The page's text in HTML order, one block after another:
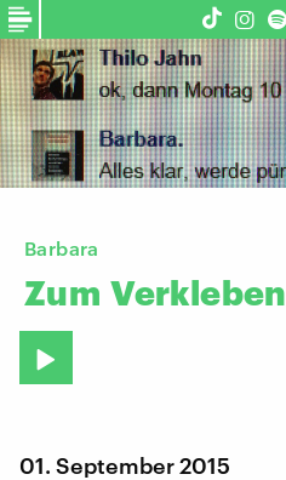
Barbara
Zum Verkleben
01. September 2015